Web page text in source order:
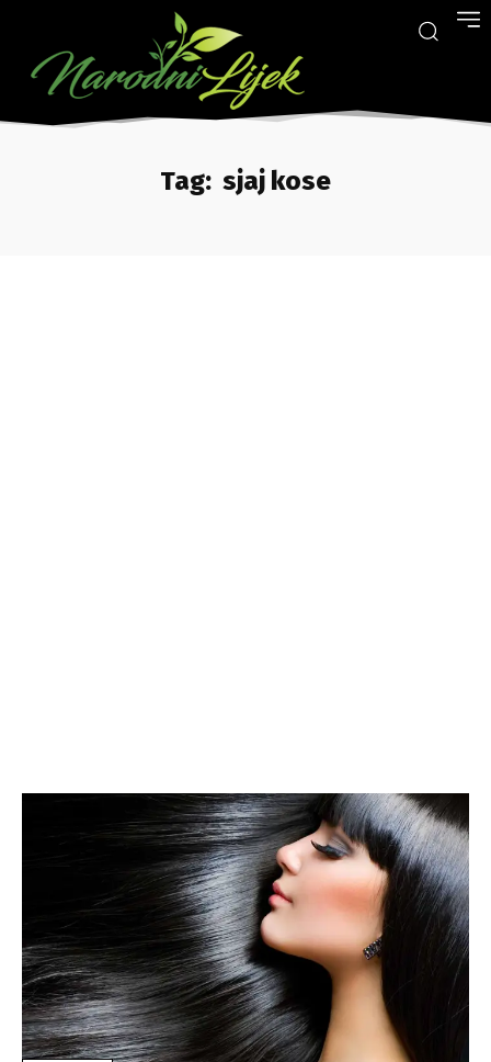
Tag: sjaj kose